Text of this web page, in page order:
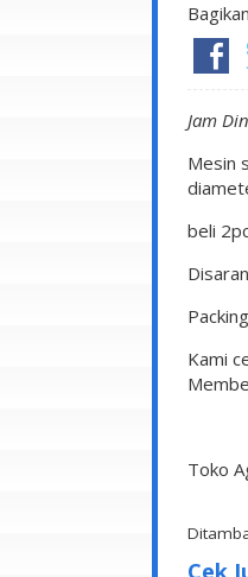
Jam
Mesin
beli
Kami
Toko
Cek